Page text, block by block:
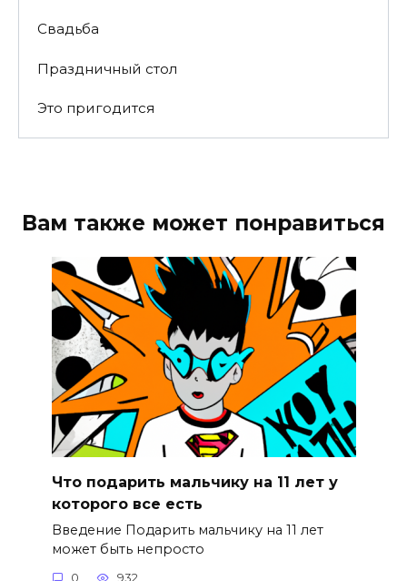
Свадьба
Праздничный стол
Это пригодится
Вам также может понравиться
Что подарить мальчику на 11 лет у
которого все есть
Введение Подарить мальчику на 11 лет
может быть непросто
0 932